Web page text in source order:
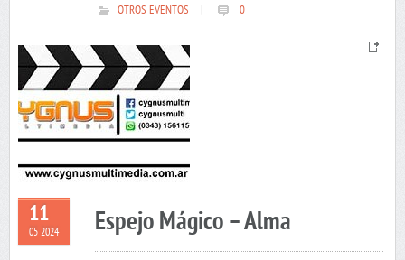
OTROS EVENTOS 0
11
05 2024 Espejo Mágico – Alma